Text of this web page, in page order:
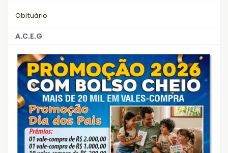
Obituário
A.C.E.G